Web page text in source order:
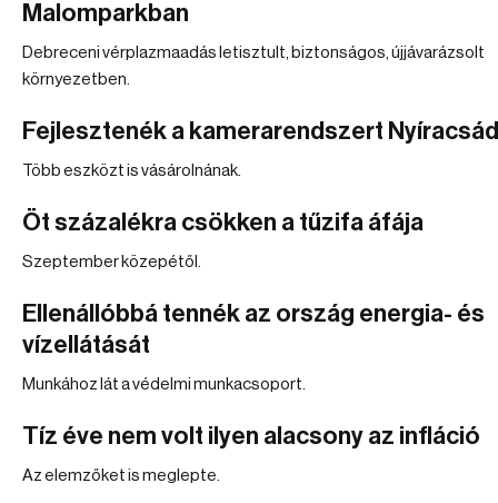
Malomparkban
Debreceni vérplazmaadás letisztult, biztonságos, újjávarázsolt
környezetben.
Fejlesztenék a kamerarendszert
Több eszközt is vásárolnának.
Öt százalékra csökken a tűzifa áfája
Szeptember közepétől.
Ellenállóbbá tennék az ország energia- és
vízellátását
Munkához lát a védelmi munkacsoport.
Tíz éve nem volt ilyen alacsony az infláció
Az elemzőket is meglepte.